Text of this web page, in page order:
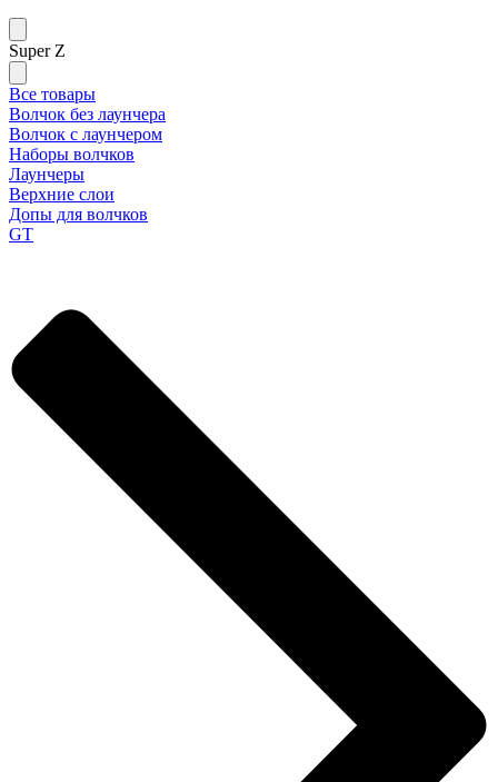
Super Z
Все товары
Волчок без лаунчера
Волчок с лаунчером
Наборы волчков
Лаунчеры
Верхние слои
Допы для волчков
GT